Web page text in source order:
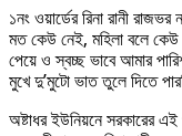
১নং ওয়ার্ডের রিনা রানী
মত কেউ নেই, মহিলা বলে
পেয়ে ও স্বচ্ছ ভাবে আমার
মুখে দু’মুটো ভাত তুলে দিতে
অষ্টাধর ইউনিয়নে সরকারের